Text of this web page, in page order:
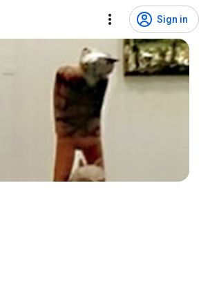
Sign in